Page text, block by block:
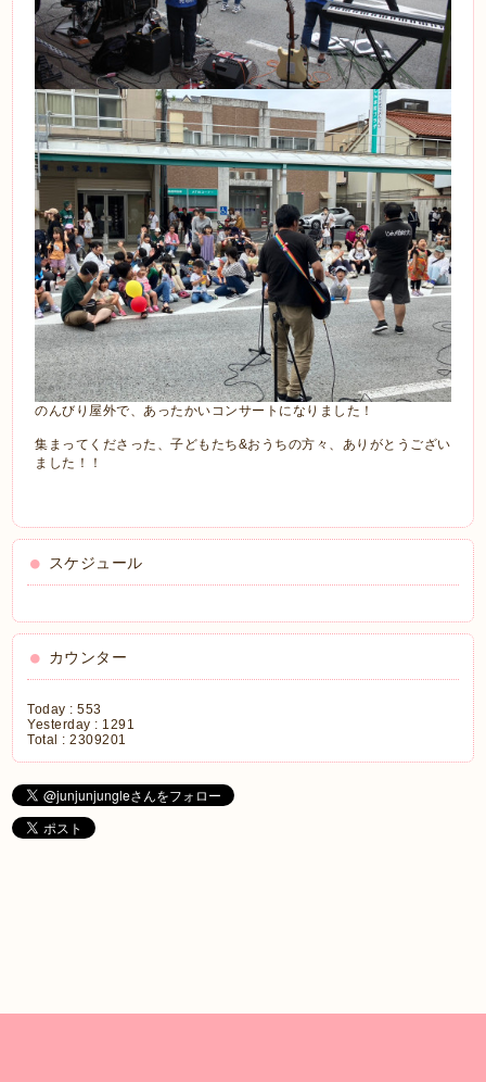
のんびり屋外で、あったかいコンサートになりました！
集まってくださった、子どもたち&おうちの方々、ありがとうござい
ました！！
スケジュール
カウンター
Today :553
Yesterday : 1291
Total :2309201